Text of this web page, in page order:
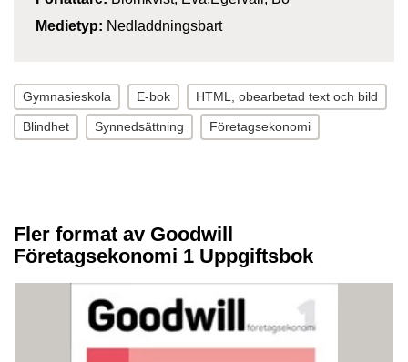
Medietyp: Nedladdningsbart
Gymnasieskola E-bok HTML, obearbetad text och bild
Blindhet Synnedsättning Företagsekonomi
Fler format av Goodwill
Företagsekonomi 1 Uppgiftsbok